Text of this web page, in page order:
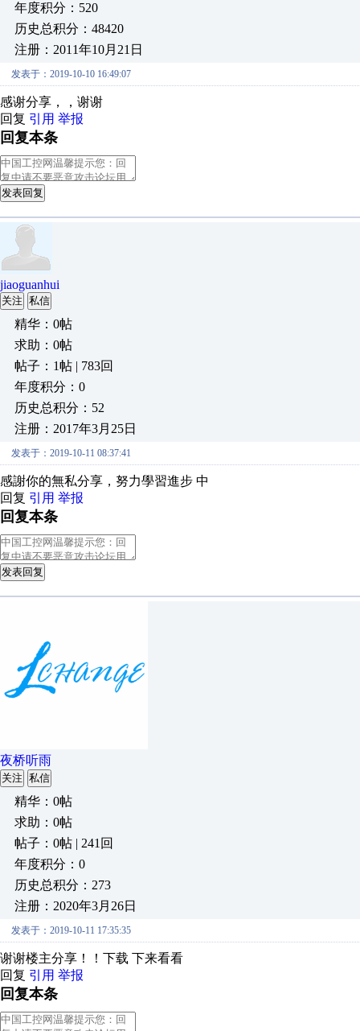
年度积分：520
历史总积分：48420
注册：2011年10月21日
发表于：2019-10-10 16:49:07
感谢分享，，谢谢
回复 引用 举报
回复本条
发表回复
jiaoguanhui
关注 私信
精华：0帖
求助：0帖
帖子：1帖 | 783回
年度积分：0
历史总积分：52
注册：2017年3月25日
发表于：2019-10-11 08:37:41
感謝你的無私分享，努力學習進步 中
回复 引用 举报
回复本条
发表回复
夜桥听雨
关注 私信
精华：0帖
求助：0帖
帖子：0帖 | 241回
年度积分：0
历史总积分：273
注册：2020年3月26日
发表于：2019-10-11 17:35:35
谢谢楼主分享！！下载 下来看看
回复 引用 举报
回复本条